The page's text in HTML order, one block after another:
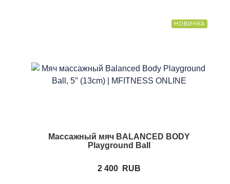
НОВИНКА
Массажный мяч BALANCED BODY
Playground Ball
2 400 RUB